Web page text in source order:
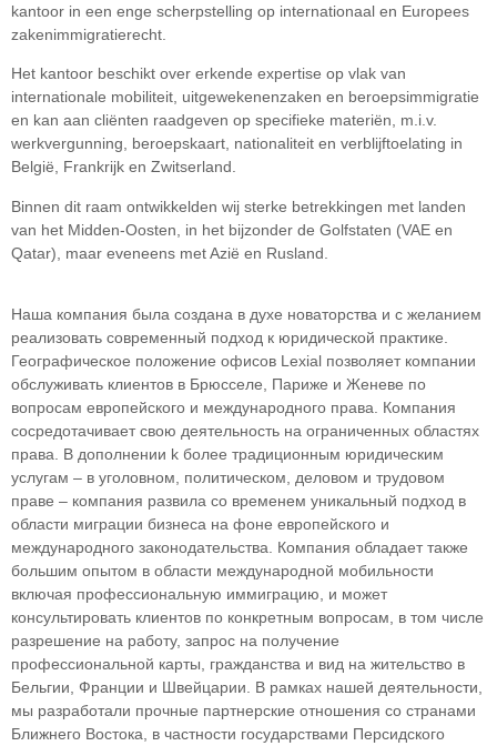
kantoor in een enge scherpstelling op internationaal en Europees
zakenimmigratierecht.
Het kantoor beschikt over erkende expertise op vlak van
internationale mobiliteit, uitgewekenenzaken en beroepsimmigratie
en kan aan cliënten raadgeven op specifieke materiën, m.i.v.
werkvergunning, beroepskaart, nationaliteit en verblijftoelating in
België, Frankrijk en Zwitserland.
Binnen dit raam ontwikkelden wij sterke betrekkingen met landen
van het Midden-Oosten, in het bijzonder de Golfstaten (VAE en
Qatar), maar eveneens met Azië en Rusland.
Наша компания была создана в духе новаторства и с желанием
реализовать современный подход к юридической практике.
Географическое положение офисов Lexial позволяет компании
обслуживать клиентов в Брюсселе, Париже и Женеве по
вопросам европейского и международного права. Компания
сосредотачивает свою деятельность на ограниченных областяx
права. В дополнении k более традиционным юридическим
услугам – в уголовном, политическом, деловом и трудовом
праве – компания развила со временем уникальный подход в
облaсти миграции бизнеса на фоне европейского и
международного законодательства. Компания обладает также
большим опытом в области международной мобильности
включая профессиональную иммиграцию, и может
консультировать клиентов по конкретным вопросам, в том числе
разрешение на работу, запрос на получение
профессиональной карты, гражданства и вид на жительство в
Бельгии, Франции и Швейцарии. В рамках нашей деятельности,
мы разработали прочные партнерские отношения со странами
Ближнего Востока, в частности государствами Персидского